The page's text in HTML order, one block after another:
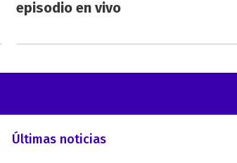
episodio en vivo
Últimas noticias